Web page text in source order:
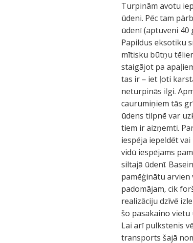
Turpinām avotu
ūdeni. Pēc tam
ūdenī (aptuveni
Papildus eksotiku
mītisku būtņu
staigājot pa
tas ir – iet ļoti
neturpinās ilgi.
caurumiņiem tās
ūdens tilpnē var
tiem ir aizņemti.
iespēja iepeldēt
vidū iespējams
siltajā ūdenī.
pamēģinātu arvien
padomājam, cik
realizāciju dzīvē
šo pasakaino
Lai arī pulkstenis
transports šajā